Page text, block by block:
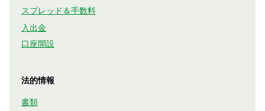
スプレッド＆手数料
入出金
口座開設
法的情報
書類